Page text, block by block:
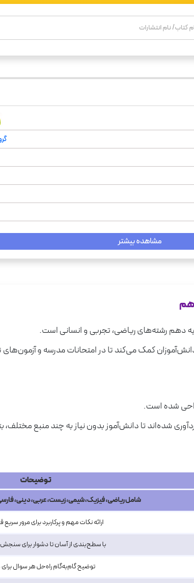
مشاهده بیشتر
دهم رشته‌های ریاضی، تجربی و انسانی است.
کمک می‌کند تا در امتحانات مدرسه و
شده است.
توضیحات
شامل ریاضی، فیزیک، شیمی، زیست، عربی، دینی،
ارائه نکات مهم و پرکاربرد برای مرور سریع
با سطح‌بندی از آسان تا دشوار برای سنجش
توضیح گام‌به‌گام راه‌حل هر سوال